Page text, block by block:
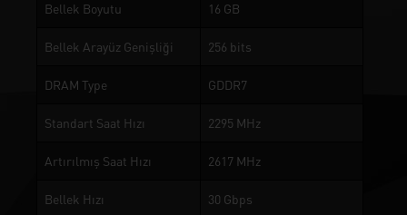
Bellek Boyutu 16 GB
Bellek Arayüz Genişliği 256 bits
DRAM Type GDDR7
Standart Saat Hızı 2295 MHz
Artırılmış Saat Hızı 2617 MHz
Bellek Hızı 30 Gbps